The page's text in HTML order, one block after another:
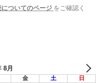
ついてのページ をご確認く
8月
金 土 日